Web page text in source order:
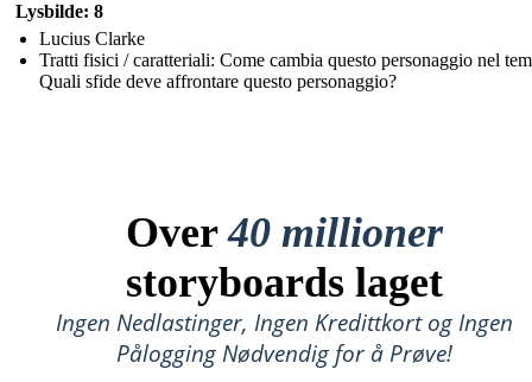
Lysbilde: 8
Lucius Clarke
Tratti fisici / caratteriali: Come cambia questo personaggio nel
Quali sfide deve affrontare questo personaggio?
Over40 millioner
storyboards laget
Ingen Nedlastinger, Ingen Kredittkort og Ingen
Pålogging Nødvendig for å Prøve!